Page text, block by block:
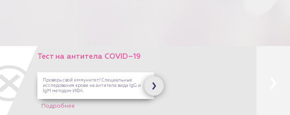
Тест на антитела COVID–19
Проверь свой иммунитет! Специальные
исследования крови на антитела вида IgG и
IgM методом ИФА.
Подробнее